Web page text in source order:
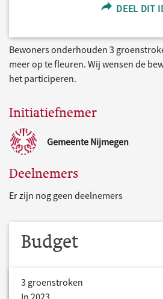
DEEL DIT
Bewoners onderhouden 3
meer op te fleuren. Wij wensen de
het participeren.
Initiatiefnemer
Gemeente Nijmegen
Deelnemers
Er zijn nog geen deelnemers
Budget
3 groenstroken